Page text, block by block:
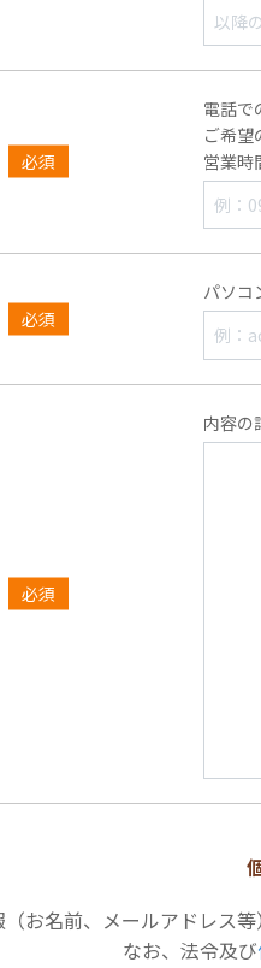
必須
電話で
ご希望
営業
必須
パソコ
必須
内容の
お名前、メールアドレス
なお、法令及び